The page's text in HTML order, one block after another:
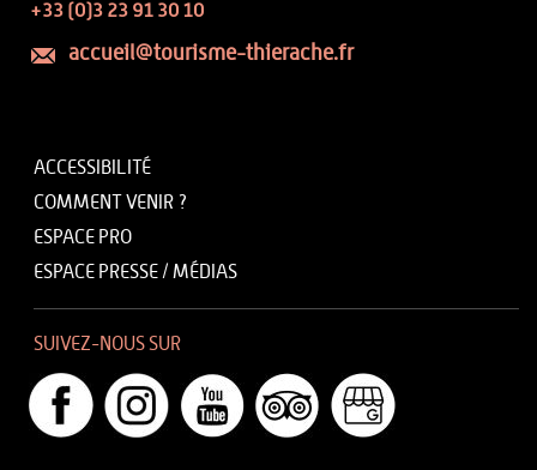
+33 (0)3 23 91 30 10
accueil@tourisme-thierache.fr
ACCESSIBILITÉ
COMMENT VENIR ?
ESPACE PRO
ESPACE PRESSE / MÉDIAS
SUIVEZ-NOUS SUR